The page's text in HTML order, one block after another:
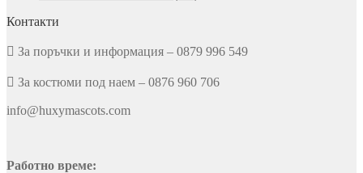
Контакти
За поръчки и информация – 0879 996 549
За костюми под наем – 0876 960 706
info@huxymascots.com
Работно време: